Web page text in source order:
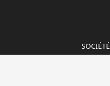
SOCIÉTÉ